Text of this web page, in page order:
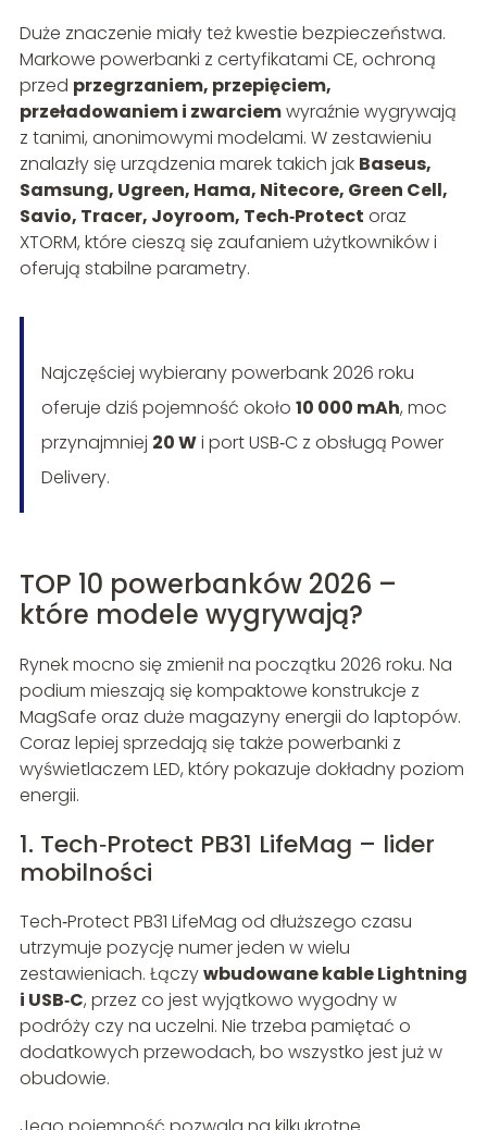
Duże znaczenie miały też kwestie bezpieczeństwa.
Markowe powerbanki z certyfikatami CE, ochroną
przed przegrzaniem, przepięciem,
przeładowaniem i zwarciemwyraźnie wygrywają
z tanimi, anonimowymi modelami. W zestawieniu
znalazły się urządzenia marek takich jak Baseus,
Samsung, Ugreen, Hama, Nitecore, Green Cell,
Savio, Tracer, Joyroom, Tech‑Protect oraz
XTORM, które cieszą się zaufaniem użytkowników i
oferują stabilne parametry.
Najczęściej wybierany powerbank 2026 roku
oferuje dziś pojemność około 10 000 mAh, moc
przynajmniej 20 Wi port USB‑C z obsługą Power
Delivery.
TOP 10 powerbanków 2026 –
które modele wygrywają?
Rynek mocno się zmienił na początku 2026 roku. Na
podium mieszają się kompaktowe konstrukcje z
MagSafe oraz duże magazyny energii do laptopów.
Coraz lepiej sprzedają się także powerbanki z
wyświetlaczem LED, który pokazuje dokładny poziom
energii.
1. Tech‑Protect PB31 LifeMag – lider
mobilności
Tech‑Protect PB31 LifeMag od dłuższego czasu
utrzymuje pozycję numer jeden w wielu
zestawieniach. Łączywbudowane kable Lightning
i USB‑C, przez co jest wyjątkowo wygodny w
podróży czy na uczelni. Nie trzeba pamiętać o
dodatkowych przewodach, bo wszystko jest już w
obudowie.